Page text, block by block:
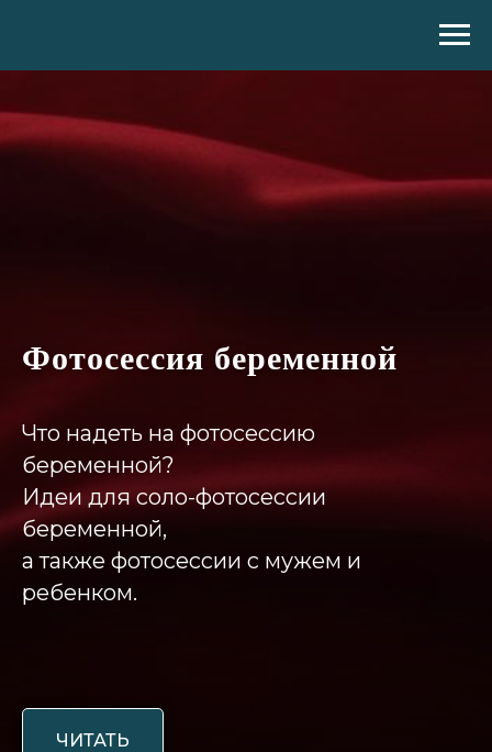
Фотосессия беременной
Что надеть на фотосессию
беременной?
Идеи для соло-фотосессии
беременной,
а также фотосессии с мужем и
ребенком.
ЧИТАТЬ